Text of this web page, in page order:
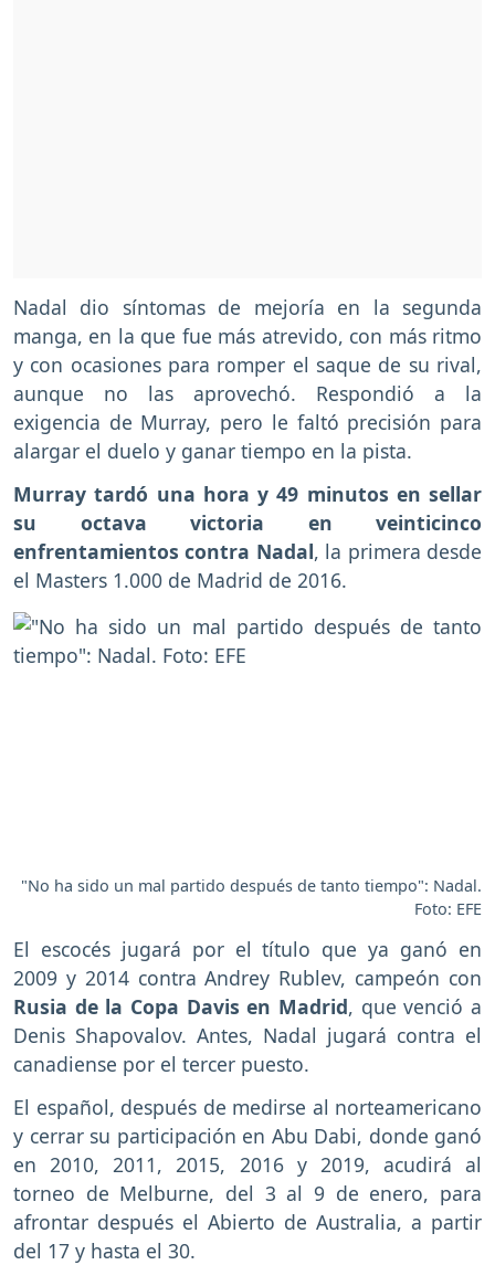
Nadal dio síntomas de mejoría en la segunda
manga, en la que fue más atrevido, con más ritmo
y con ocasiones para romper el saque de su rival,
aunque no las aprovechó. Respondió a la
exigencia de Murray, pero le faltó precisión para
alargar el duelo y ganar tiempo en la pista.
Murray tardó una hora y 49 minutos en sellar
su octava victoria en veinticinco
enfrentamientos contra Nadal, la primera desde
el Masters 1.000 de Madrid de 2016.
"No ha sido un mal partido después de tanto tiempo": Nadal.
Foto: EFE
El escocés jugará por el título que ya ganó en
2009 y 2014 contra Andrey Rublev, campeón con
Rusia de la Copa Davis en Madrid, que venció a
Denis Shapovalov. Antes, Nadal jugará contra el
canadiense por el tercer puesto.
El español, después de medirse al norteamericano
y cerrar su participación en Abu Dabi, donde ganó
en 2010, 2011, 2015, 2016 y 2019, acudirá al
torneo de Melburne, del 3 al 9 de enero, para
afrontar después el Abierto de Australia, a partir
del 17 y hasta el 30.